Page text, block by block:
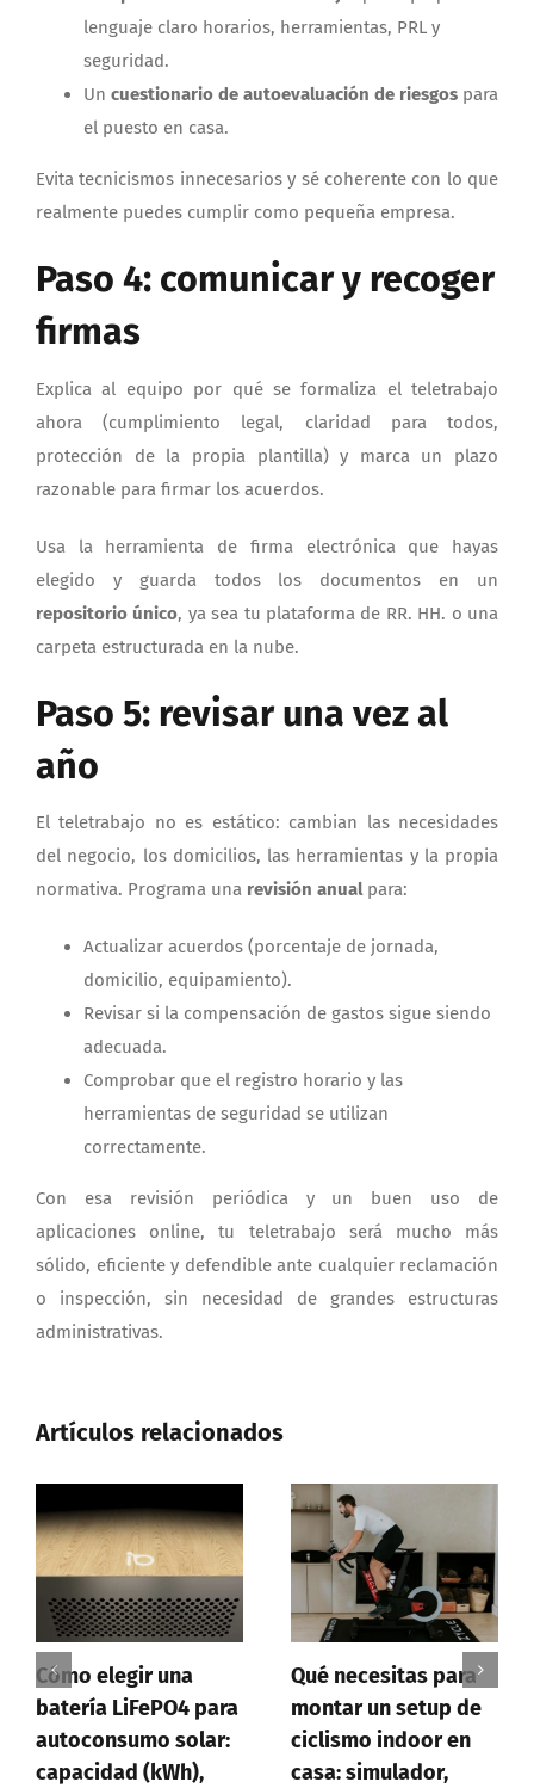
lenguaje claro horarios, herramientas, PRL y
seguridad.
Un cuestionario de autoevaluación de riesgos para
el puesto en casa.
Evita tecnicismos innecesarios y sé coherente con lo que
realmente puedes cumplir como pequeña empresa.
Paso 4: comunicar y recoger
firmas
Explica al equipo por qué se formaliza el teletrabajo
ahora (cumplimiento legal, claridad para todos,
protección de la propia plantilla) y marca un plazo
razonable para firmar los acuerdos.
Usa la herramienta de firma electrónica que hayas
elegido y guarda todos los documentos en un
repositorio único, ya sea tu plataforma de RR. HH. o una
carpeta estructurada en la nube.
Paso 5: revisar una vez al
año
El teletrabajo no es estático: cambian las necesidades
del negocio, los domicilios, las herramientas y la propia
normativa. Programa una revisión anualpara:
Actualizar acuerdos (porcentaje de jornada,
domicilio, equipamiento).
Revisar si la compensación de gastos sigue siendo
adecuada.
Comprobar que el registro horario y las
herramientas de seguridad se utilizan
correctamente.
Con esa revisión periódica y un buen uso de
aplicaciones online, tu teletrabajo será mucho más
sólido, eficiente y defendible ante cualquier reclamación
o inspección, sin necesidad de grandes estructuras
administrativas.
Artículos relacionados
Qué necesitas para
montar un setup de
ciclismo indoor en
casa: simulador,
Cómo crear
formularios online
profesionales sin
saber programar